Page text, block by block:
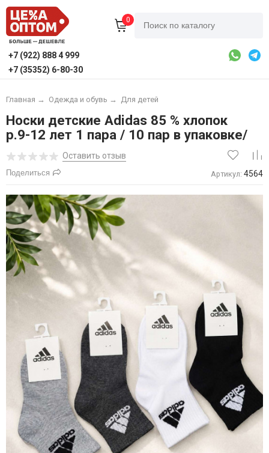
0
+7 (922) 888 4 999
+7 (35352) 6-80-30
Главная → Одежда и обувь → Для детей
Носки детские Adidas 85 % хлопок
р.9-12 лет 1 пара / 10 пар в упаковке/
Оставить отзыв
Поделиться Артикул: 4564